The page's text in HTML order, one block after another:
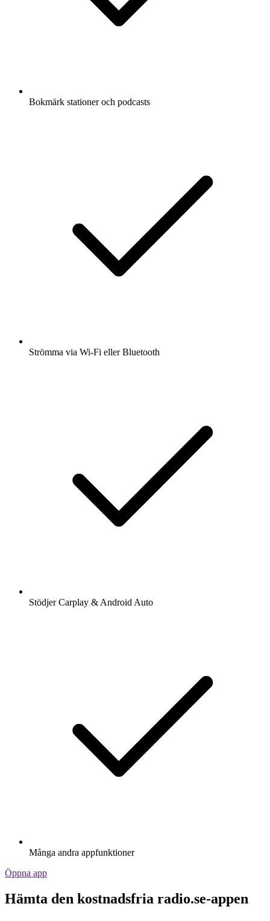
Bokmärk stationer och podcasts
Strömma via Wi-Fi eller Bluetooth
Stödjer Carplay & Android Auto
Många andra appfunktioner
Öppna app
Hämta den kostnadsfria radio.se-appen